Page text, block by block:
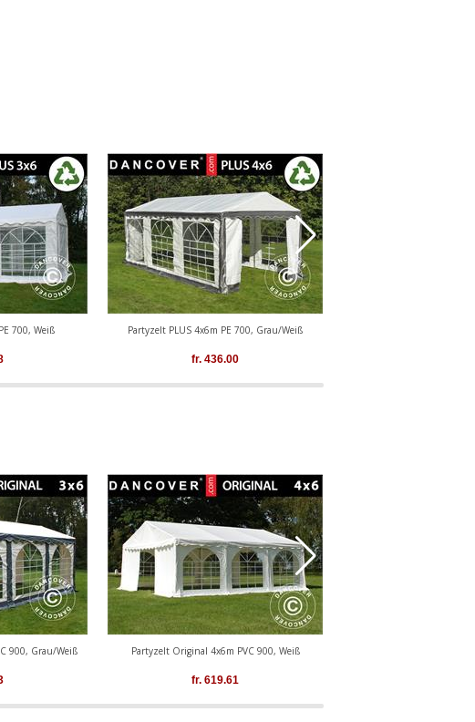
700, Weiß Partyzelt PLUS 4x6m PE 700, Grau/Weiß
fr. 436.00
900, Grau/Weiß Partyzelt Original 4x6m PVC 900, Weiß
fr. 619.61